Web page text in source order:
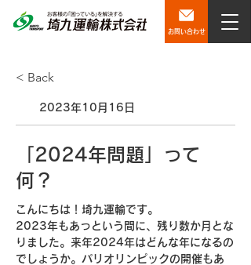
お問い合わせ
< Back
2023年10月16日
「2024年問題」って
何？
こんにちは！埼九運輸です。
2023年もあっという間に、残り数か月とな
りました。来年2024年はどんな年になるの
でしょうか。パリオリンピックの開催もあ